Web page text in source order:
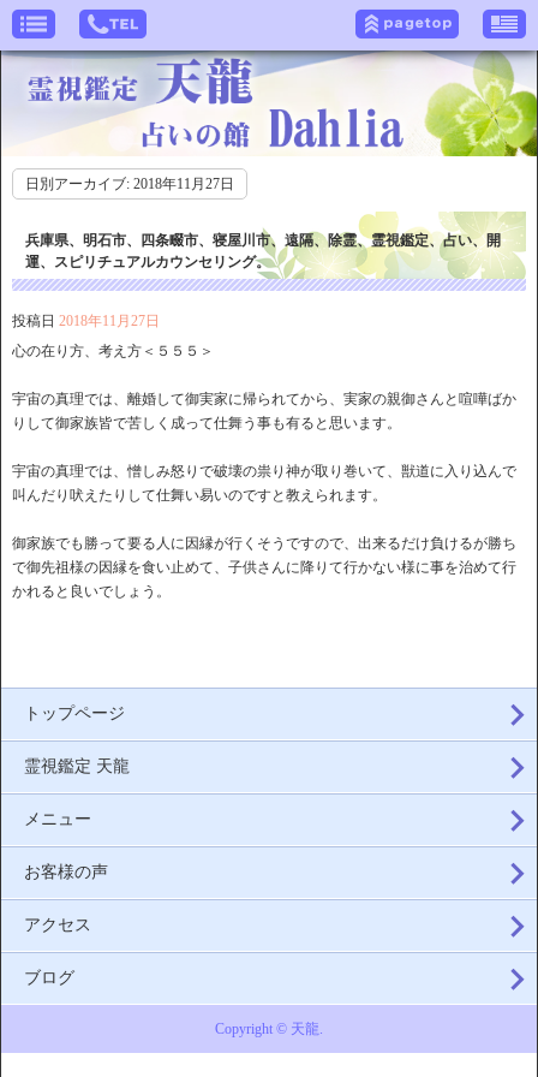
日別アーカイブ: 2018年11月27日
兵庫県、明石市、四条畷市、寝屋川市、遠隔、除霊、霊視鑑定、占い、開
運、スピリチュアルカウンセリング。
投稿日 2018年11月27日
心の在り方、考え方＜５５５＞
宇宙の真理では、離婚して御実家に帰られてから、実家の親御さんと喧嘩ばか
りして御家族皆で苦しく成って仕舞う事も有ると思います。
宇宙の真理では、憎しみ怒りで破壊の祟り神が取り巻いて、獣道に入り込んで
叫んだり吠えたりして仕舞い易いのですと教えられます。
御家族でも勝って要る人に因縁が行くそうですので、出来るだけ負けるが勝ち
で御先祖様の因縁を食い止めて、子供さんに降りて行かない様に事を治めて行
かれると良いでしょう。
トップページ
霊視鑑定 天龍
メニュー
お客様の声
アクセス
ブログ
Copyright © 天龍.